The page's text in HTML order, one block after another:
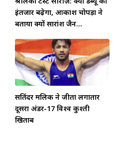
इंतजार बढ़ेगा, आकाश चोपड़ा ने
बताया क्यों सारांश जैन...
सतिंदर मलिक ने जीता लगातार
दूसरा अंडर-17 विश्व कुश्ती
खिताब